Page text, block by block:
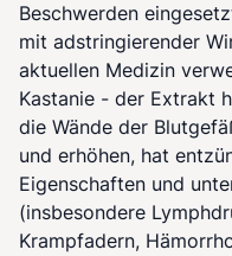
Beschwerden
mit adstringierender
aktuellen Medizin
Kastanie - der Extrakt
die Wände der
und erhöhen, hat
Eigenschaften und
(insbesondere
Krampfadern,